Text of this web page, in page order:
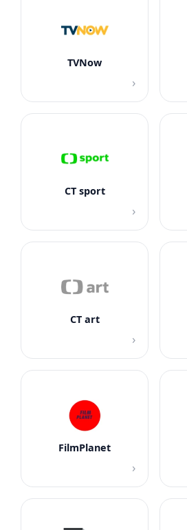
TVNow
›
CT sport
›
CT art
›
FilmPlanet
›